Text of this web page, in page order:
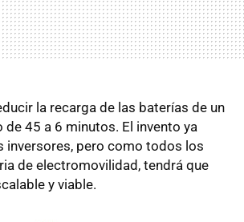
la recarga de las baterías de un
45 a 6 minutos. El invento ya
inversores, pero como todos los
de electromovilidad, tendrá que
y viable.